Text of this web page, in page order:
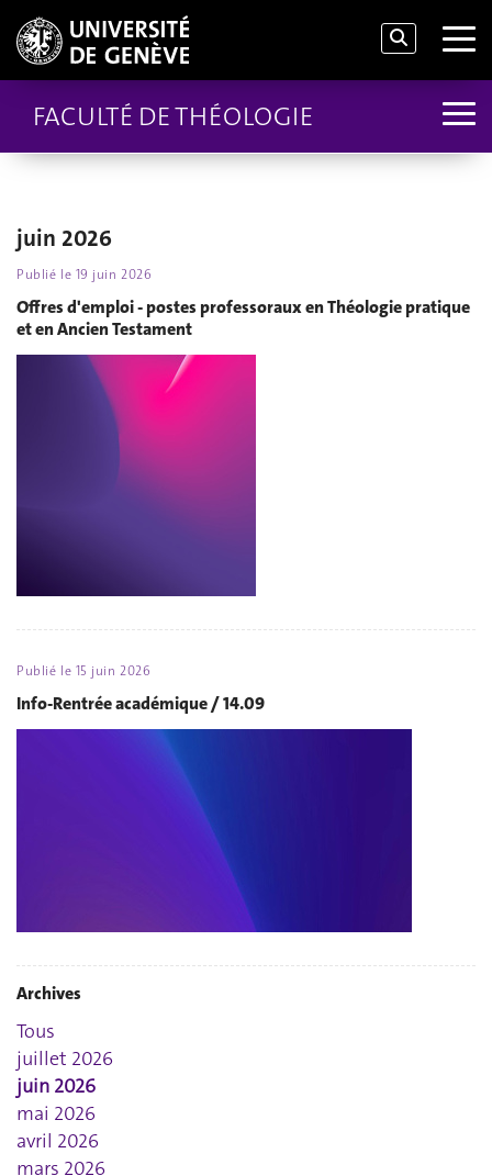
FACULTÉ DE THÉOLOGIE
juin 2026
Publié le 19 juin 2026
Offres d'emploi - postes professoraux en Théologie pratique
et en Ancien Testament
Publié le 15 juin 2026
Info-Rentrée académique / 14.09
Archives
Tous
juillet 2026
juin 2026
mai 2026
avril 2026
mars 2026